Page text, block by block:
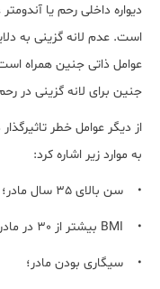
دیواره داخلی رحم یا
است. عدم لانه گزینی به
عوامل ذاتی جنین همراه
جنین برای لانه گزینی در
به موارد زیر اشاره کرد:
• سن بالای 35 سال مادر؛
• BMI بیشتر از 30 در مادر؛
• سیگاری بودن مادر؛